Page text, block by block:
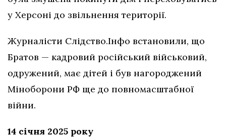
у Херсоні до звільнення території.
Журналісти Слідство.Інфо встановили, що
Братов — кадровий російський військовий,
одружений, має дітей і був нагороджений
Міноборони РФ ще до повномасштабної
війни.
14 січня 2025 року